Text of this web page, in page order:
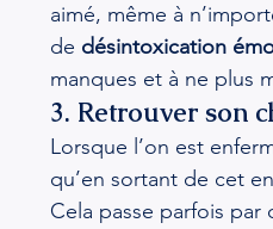
aimé, même à
de désintoxication
manques et à ne plus
3. Retrouver son
Lorsque l’on est
qu’en sortant de cet
Cela passe parfois